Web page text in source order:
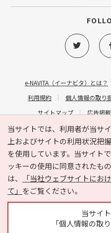
当サイトでは、利用者が当サ
上およびサイトの利用状況把
を使用しています。当サイト
ッキーの使用に同意されたも
は、
「当社ウェブサイトにお
て」 をご覧ください。
当サイ
「個人情報の取
e-NAVITA（イーナビタ）とは？
利用規約
個人情報の取り
サイトマップ
広告掲
サイトの内容に
Copyright ©